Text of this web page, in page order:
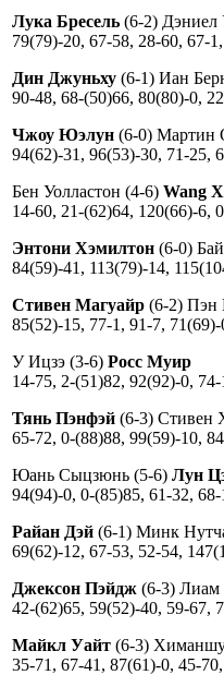
Лука Бресель (6-2) Дэниел
79(79)-20, 67-58, 28-60, 67-
Дин Джуньху (6-1) Иан
90-48, 68-(50)66, 80(80)-0,
Чжоу Юэлун (6-0) Мартин
94(62)-31, 96(53)-30, 71-25,
Бен Уолластон (4-6) Wang
14-60, 21-(62)64, 120(66)-6,
Энтони Хэмилтон (6-0)
84(59)-41, 113(79)-14,
Стивен Магуайр (6-2) Пэн
85(52)-15, 77-1, 91-7,
У Ицзэ (3-6) Росс Муир
14-75, 2-(51)82, 92(92)-0,
Тянь Пэнфэй (6-3) Стивен
65-72, 0-(88)88, 99(59)-10,
Юань Сыцзюнь (5-6) Лун
94(94)-0, 0-(85)85, 61-32,
Райан Дэй (6-1) Минк
69(62)-12, 67-53, 52-54,
Джексон Пэйдж (6-3) Лиам
42-(62)65, 59(52)-40, 59-67,
Майкл Уайт (6-3)
35-71, 67-41, 87(61)-0, 45-